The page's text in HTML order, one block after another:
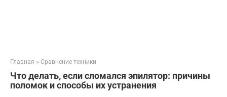
Главная » Сравнение техники
Что делать, если сломался эпилятор: причины
поломок и способы их устранения